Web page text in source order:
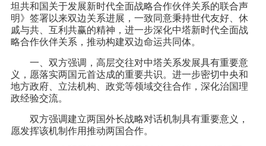
坦共和国关于发展新时代全面战略合作伙伴关系的联合声
明》签署以来双边关系进展，一致同意秉持世代友好、休
戚与共、互利共赢的精神，进一步深化中塔新时代全面战
略合作伙伴关系，推动构建双边命运共同体。
一、双方强调，高层交往对中塔关系发展具有重要意
义，愿落实两国元首达成的重要共识。进一步密切中央和
地方政府、立法机构、政党等领域交往合作，深化治国理
政经验交流。
双方强调建立两国外长战略对话机制具有重要意义，
愿发挥该机制作用推动两国合作。